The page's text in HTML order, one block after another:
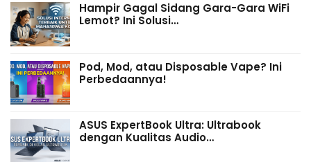
Hampir Gagal Sidang Gara-Gara WiFi
Lemot? Ini Solusi…
Pod, Mod, atau Disposable Vape? Ini
Perbedaannya!
ASUS ExpertBook Ultra: Ultrabook
dengan Kualitas Audio…